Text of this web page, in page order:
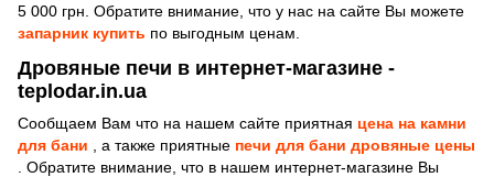
5 000 грн. Обратите внимание, что у нас на сайте Вы можете
запарник купить по выгодным ценам.
Дровяные печи в интернет-магазине -
teplodar.in.ua
Сообщаем Вам что на нашем сайте приятная цена на камни
для бани , а также приятные печи для бани дровяные цены
. Обратите внимание, что в нашем интернет-магазине Вы